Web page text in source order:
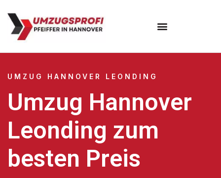
UMZUG HANNOVER LEONDING
Umzug Hannover
Leonding zum
besten Preis